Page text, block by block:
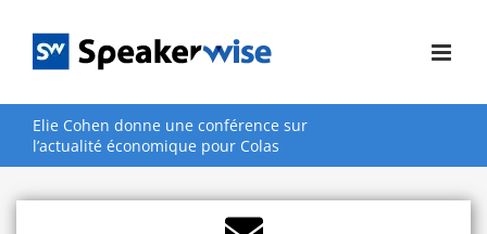
contenu
Elie Cohen donne une conférence sur
l’actualité économique pour Colas